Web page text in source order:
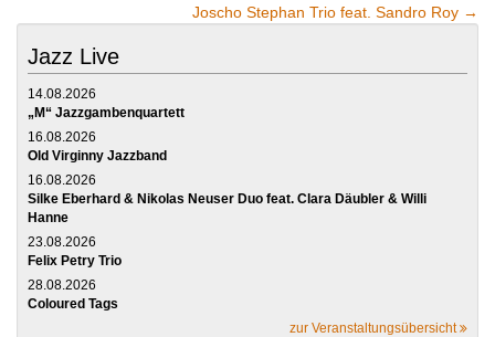
Joscho Stephan Trio feat. Sandro Roy →
Jazz Live
14.08.2026
„M“ Jazzgambenquartett
16.08.2026
Old Virginny Jazzband
16.08.2026
Silke Eberhard & Nikolas Neuser Duo feat. Clara Däubler & Willi
Hanne
23.08.2026
Felix Petry Trio
28.08.2026
Coloured Tags
zur Veranstaltungsübersicht